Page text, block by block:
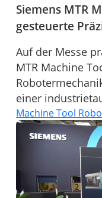
Siemens MTR
gesteuerte
Auf der Messe
MTR Machine
einer
Machine Tool